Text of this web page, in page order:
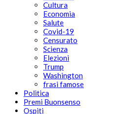
Cultura
Economia
Salute
Covid-19
Censurato
Scienza
Elezioni
Trump
Washington
frasi famose
Politica
Premi Buonsenso
Ospiti